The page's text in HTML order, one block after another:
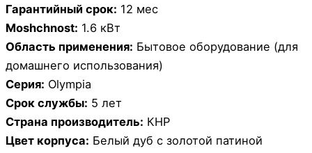
Гарантийный срок: 12 мес
Moshchnost: 1.6 кВт
Область применения: Бытовое оборудование (для
домашнего использования)
Серия: Olympia
Срок службы: 5 лет
Страна производитель: КНР
Цвет корпуса: Белый дуб с золотой патиной